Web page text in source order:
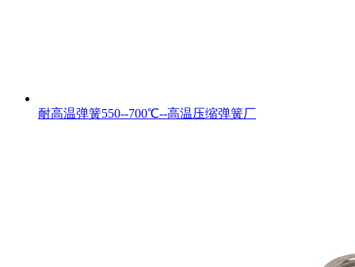
耐高温弹簧550--700℃--高温压缩弹簧厂